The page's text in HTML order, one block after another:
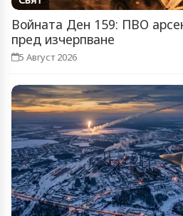
Войната Ден 159: ПВО
пред изчерпване
5 Август 2026